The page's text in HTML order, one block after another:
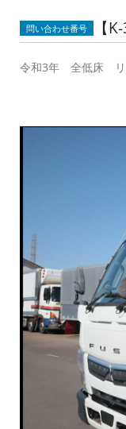
問い合わせ番号 【
令和3年 全低床 リ